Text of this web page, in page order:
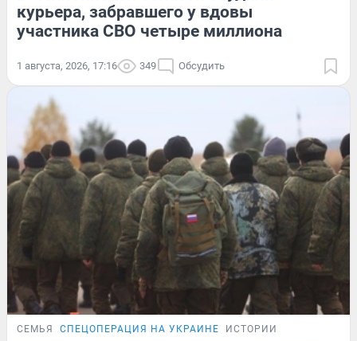
курьера, забравшего у вдовы
участника СВО четыре миллиона
1 августа, 2026, 17:16 349 Обсудить
СЕМЬЯ СПЕЦОПЕРАЦИЯ НА УКРАИНЕ ИСТОРИИ